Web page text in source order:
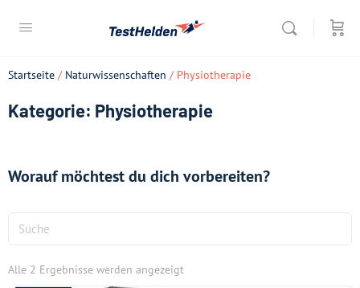
Startseite / Naturwissenschaften / Physiotherapie
Kategorie: Physiotherapie
Worauf möchtest du dich vorbereiten?
Alle 2 Ergebnisse werden angezeigt